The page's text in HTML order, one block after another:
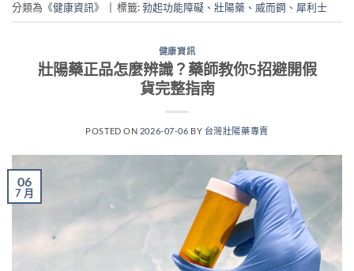
分類為《健康資訊》 標籤:勃起功能障礙 、 壯陽藥 、 威而鋼 、 犀利士
健康資訊
壯陽藥正品怎麼辨識？藥師教你5招避開假
貨完整指南
POSTED ON 2026-07-06 BY 台灣壯陽藥專賣
06
7 月